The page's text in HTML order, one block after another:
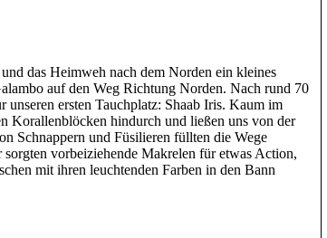
das Heimweh nach dem Norden ein kleines
auf den Weg Richtung Norden. Nach rund 70
ersten Tauchplatz: Shaab Iris. Kaum im
Korallenblöcken hindurch und ließen uns von der
Schnappern und Füsilieren füllten die Wege
vorbeiziehende Makrelen für etwas Action,
mit ihren leuchtenden Farben in den Bann